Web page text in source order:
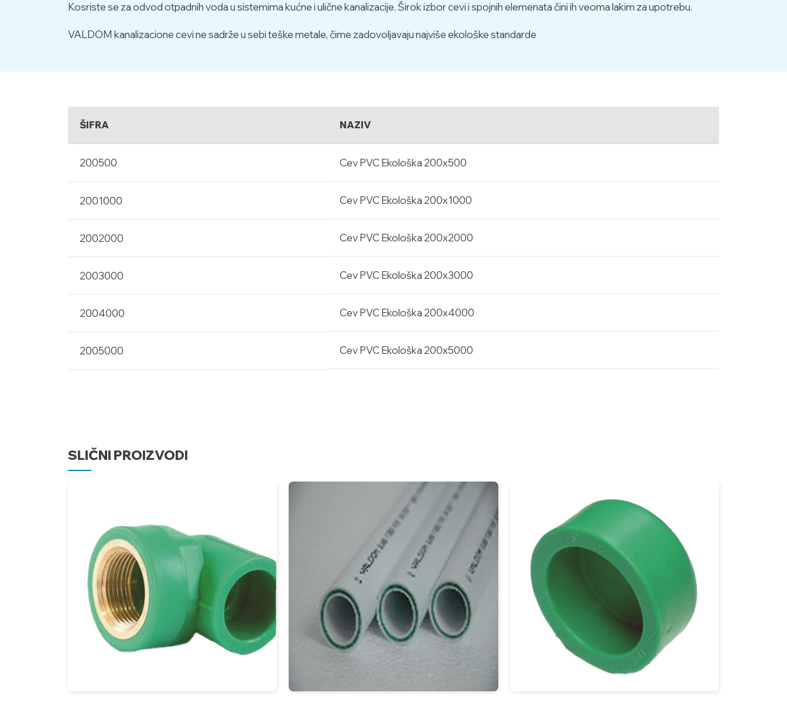
Kosriste se za odvod otpadnih voda u sistemima kućne i ulične kanalizacije. Širok izbor cevi i spojnih elemenata čini ih veoma lakim za upotrebu.
VALDOM kanalizacione cevi ne sadrže u sebi teške metale, čime zadovoljavaju najviše ekološke standarde
ŠIFRA NAZIV
200500 Cev PVC Ekološka 200x500
2001000 Cev PVC Ekološka 200x1000
2002000 Cev PVC Ekološka 200x2000
2003000 Cev PVC Ekološka 200x3000
2004000 Cev PVC Ekološka 200x4000
2005000 Cev PVC Ekološka 200x5000
SLIČNI PROIZVODI